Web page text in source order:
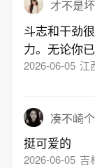
才不是
斗志和干劲
力。无论你
记当初你怀
2026-06-05 江
凑不崎
挺可爱的
2026-06-05 吉